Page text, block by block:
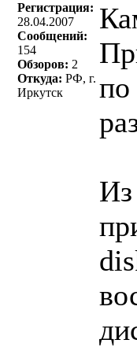
Регистрация:
28.04.2007
Сообщений:
154
Обзоров: 2
Откуда: РФ, г.
Иркутск
по
Из